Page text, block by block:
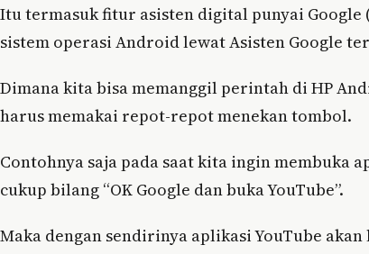
Itu termasuk fitur asisten digital punyai Google
sistem operasi Android lewat Asisten Google
Dimana kita bisa memanggil perintah di HP
harus memakai repot-repot menekan tombol.
Contohnya saja pada saat kita ingin membuka
cukup bilang “OK Google dan buka YouTube”.
Maka dengan sendirinya aplikasi YouTube